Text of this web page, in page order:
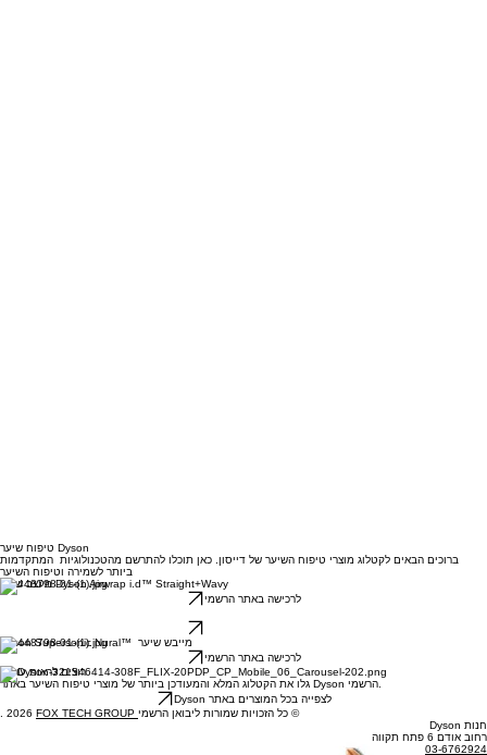
טיפוח שיער Dyson
ברוכים הבאים לקטלוג מוצרי טיפוח השיער של דייסון. כאן תוכלו להתרשם מהטכנולוגיות המתקדמות
מעצב שיער Dyson Airwrap i.d™ Straight+Wavy
Dyson Airstrait straightener™ מחליק השיער
לרכישה באתר הרשמי
Dyson Supersonic Nural™ מייבש שיער
לרכישה באתר הרשמי
?רוצים לראות עוד